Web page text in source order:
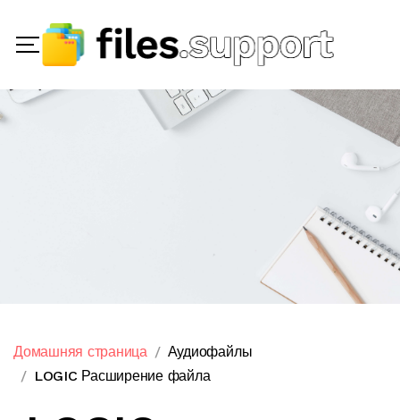
Домашняя страница
Аудиофайлы
LOGIC Расширение файла